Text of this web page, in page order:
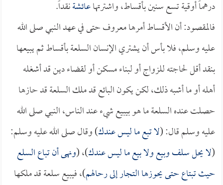
درهماً أوقية تسع سنين بأقساط، واشترتهاعائشةنقداً.
فالمقصود: أن الأقساط أمرها معروف حتى في عهد النبي صلى الله
عليه وسلم، فلا بأس أن يشتري الإنسان السلعة بأقساط ثم يبيعها
بنقد أقل لحاجته للزواج أو لبناء مسكن أو لقضاء دين قد أشغله
أهله أو ما أشبه ذلك، لكن يكون البائع قد ملك السلعة قد حازها
حصلت عنده السلعة ما هو بيبيع شيء عند الناس، النبي صلى الله
عليه وسلم قال: (لا تبع ما ليس عندك) وقال صلى الله عليه وسلم:
(لا يحل سلف وبيع ولا بيع ما ليس عندك)، (ونهى أن تباع السلع
حيث تبتاع حتى يحوزها التجار إلى رحالهم)، فيبيع سلعة قد ملكها